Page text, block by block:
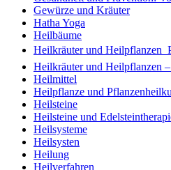
Gewürze und Kräuter
Hatha Yoga
Heilbäume
Heilkräuter und Heilpflanzen 
Heilkräuter und Heilpflanzen
Heilmittel
Heilpflanze und
Heilsteine
Heilsteine und
Heilsysteme
Heilsysten
Heilung
Heilverfahren